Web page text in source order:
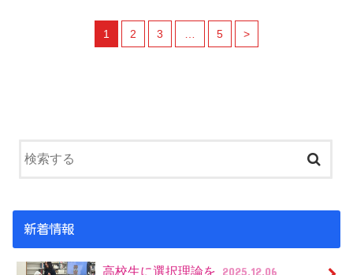
1 2 3 5 >
新着情報
高校生に選択理論を 2025.12.06